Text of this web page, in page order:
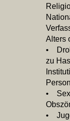
Alters
•
zu
•
•